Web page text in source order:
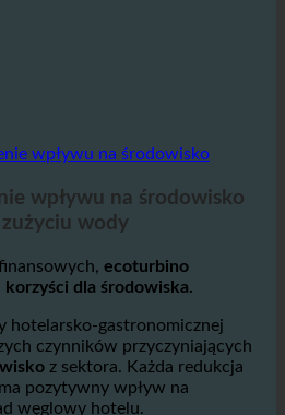
wpływu na środowisko
wpływu na środowisko
zużyciu wody
dla środowiska.
hotelarsko-gastronomicznej
czynników przyczyniających
z sektora. Każda redukcja